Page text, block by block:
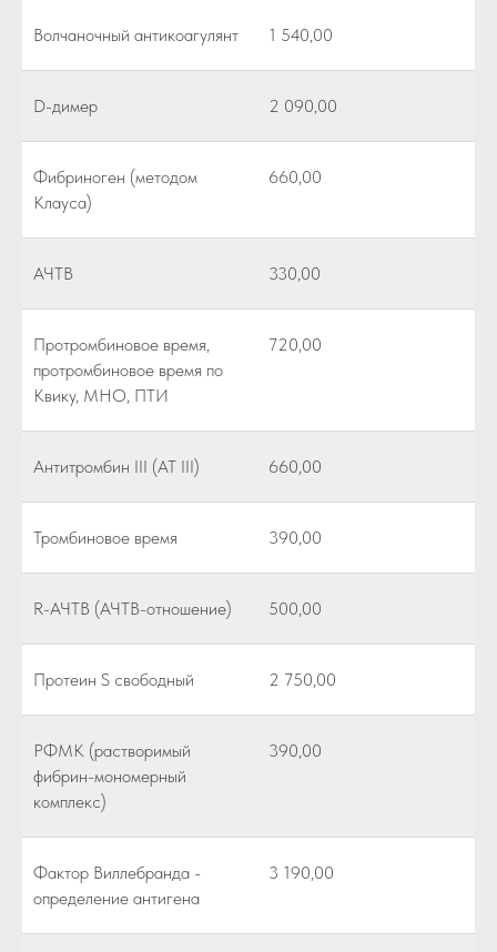
Волчаночный антикоагулянт 1 540,00
D-димер 2 090,00
Фибриноген (методом
Клауса)
660,00
АЧТВ 330,00
Протромбиновое время,
протромбиновое время по
Квику, МНО, ПТИ
720,00
Антитромбин III (АТ III) 660,00
Тромбиновое время 390,00
R-АЧТВ (АЧТВ-отношение) 500,00
Протеин S свободный 2 750,00
РФМК (растворимый
фибрин-мономерный
комплекс)
390,00
Фактор Виллебранда -
определение антигена
3 190,00